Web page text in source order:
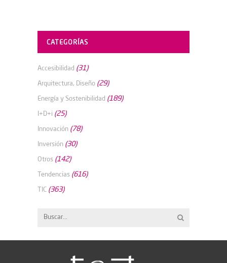
CATEGORÍAS
Accesibilidad (31)
Arquitectura, Diseño (29)
Energía y Sostenibilidad (189)
I+D+i (25)
Innovación (78)
Inversión (30)
Otros (142)
Tendencias (616)
TIC (363)